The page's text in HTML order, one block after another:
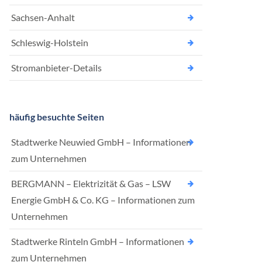
Sachsen-Anhalt
Schleswig-Holstein
Stromanbieter-Details
häufig besuchte Seiten
Stadtwerke Neuwied GmbH – Informationen
zum Unternehmen
BERGMANN – Elektrizität & Gas – LSW
Energie GmbH & Co. KG – Informationen zum
Unternehmen
Stadtwerke Rinteln GmbH – Informationen
zum Unternehmen